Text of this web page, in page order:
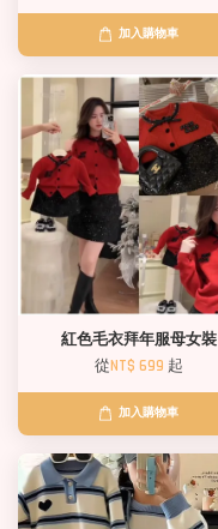
加入購物車
紅色毛衣拜年服母女裝
從NT$ 699 起
加入購物車